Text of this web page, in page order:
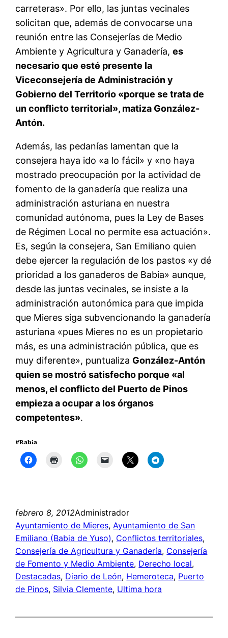
carreteras». Por ello, las juntas vecinales
solicitan que, además de convocarse una
reunión entre las Consejerías de Medio
Ambiente y Agricultura y Ganadería,es
necesario que esté presente la
Viceconsejería de Administración y
Gobierno del Territorio «porque se trata de
un conflicto territorial», matiza González-
Antón.
Además, las pedanías lamentan que la
consejera haya ido «a lo fácil» y «no haya
mostrado preocupación por la actividad de
fomento de la ganadería que realiza una
administración asturiana en nuestra
comunidad autónoma, pues la Ley de Bases
de Régimen Local no permite esa actuación».
Es, según la consejera, San Emiliano quien
debe ejercer la regulación de los pastos «y dé
prioridad a los ganaderos de Babia» aunque,
desde las juntas vecinales, se insiste a la
administración autonómica para que impida
que Mieres siga subvencionando la ganadería
asturiana «pues Mieres no es un propietario
más, es una administración pública, que es
muy diferente», puntualiza González-Antón
quien se mostró satisfecho porque «al
menos, el conflicto del Puerto de Pinos
empieza a ocupar a los órganos
competentes».
#Babia
febrero 8, 2012Administrador
Ayuntamiento de Mieres, Ayuntamiento de San
Emiliano (Babia de Yuso), Conflictos territoriales
Consejería de Agricultura y Ganadería, Consejería
de Fomento y Medio Ambiente, Derecho local
Destacadas, Diario de León, Hemeroteca, Puerto
de Pinos, Silvia Clemente, Ultima hora